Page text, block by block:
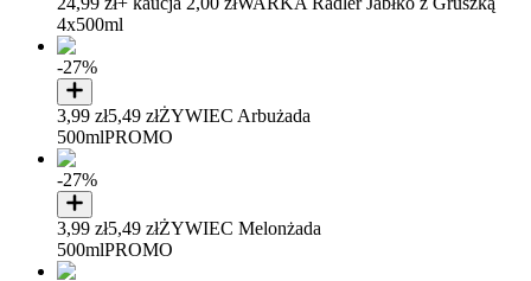
4x500ml
-27%
3,99 zł5,49 złŻYWIEC Arbużada
500mlPROMO
-27%
3,99 zł5,49 złŻYWIEC Melonżada
500mlPROMO